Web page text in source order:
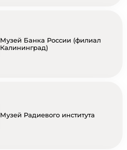
Музей Банка России (филиал
Калининград)
Музей Радиевого института